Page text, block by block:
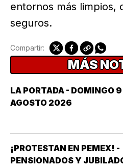
entornos más limpios,
seguros.
Compartir:
MÁS
LA PORTADA - DOMINGO 9
AGOSTO 2026
¡PROTESTAN EN PEMEX! -
PENSIONADOS Y